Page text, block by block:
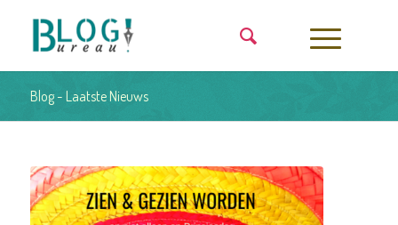
Blog - Laatste Nieuws